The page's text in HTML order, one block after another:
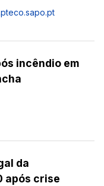
eco.sapo.pt
incêndio em
da
após crise